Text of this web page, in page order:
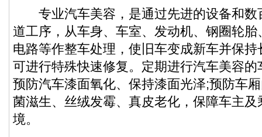
专业汽车美容，是通过先进的设备和数
道工序，从车身、车室、发动机、钢圈轮
电路等作整车处理，使旧车变成新车并保
可进行特殊快速修复。定期进行汽车美容
预防汽车漆面氧化、保持漆面光泽;预防车
菌滋生、丝绒发霉、真皮老化，保障车主及
境。